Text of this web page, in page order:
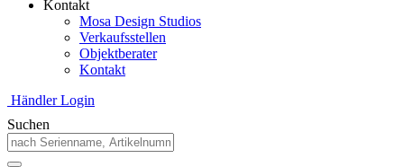
Kontakt
Mosa Design Studios
Verkaufsstellen
Objektberater
Kontakt
Händler Login
Suchen